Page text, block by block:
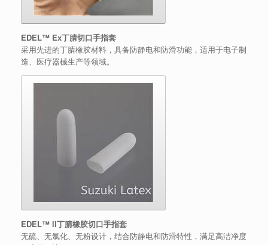
EDEL™ Ex丁腈切口手指套
采用先进的丁腈橡胶材料，具备防静电和防滑功能，适用于电子制
造、医疗器械生产等领域。
EDEL™ ll丁腈橡胶切口手指套
无硫、无氯化、无粉设计，结合防静电和防滑特性，满足高洁净度